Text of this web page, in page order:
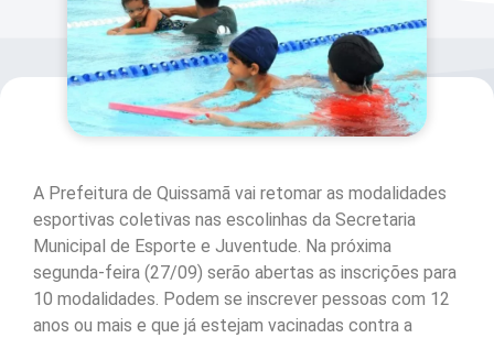
A Prefeitura de Quissamã vai retomar as modalidades
esportivas coletivas nas escolinhas da Secretaria
Municipal de Esporte e Juventude. Na próxima
segunda-feira (27/09) serão abertas as inscrições para
10 modalidades. Podem se inscrever pessoas com 12
anos ou mais e que já estejam vacinadas contra a